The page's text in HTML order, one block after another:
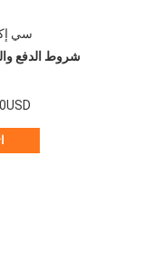
سي
شروط الدفع